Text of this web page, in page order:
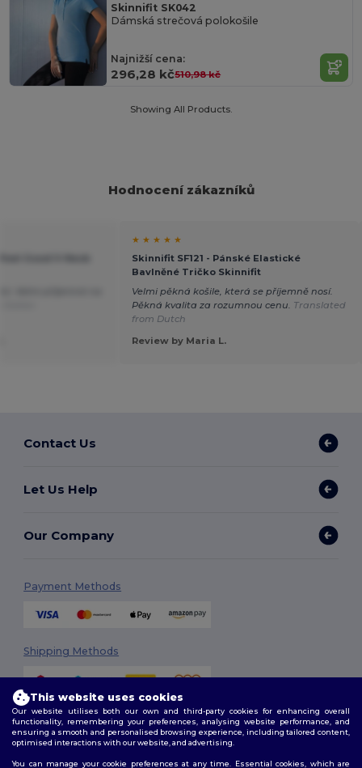
Skinnifit SK042
Dámská strečová polokošile
Najnižší cena:
296,28 kč510,98 kč
Showing All Products.
Hodnocení zákazníků
★ ★ ★ ★ ★
Skinnifit SF121 - Pánské Elastické
Bavlněné Tričko Skinnifit
Velmi pěkná košile, která se příjemně nosí.
Pěkná kvalita za rozumnou cenu. Translated
from Dutch
Review by Maria L.
Contact Us
Let Us Help
Our Company
Payment Methods
Shipping Methods
This website uses cookies
Our website utilises both our own and third-party cookies for enhancing overall
functionality, remembering your preferences, analysing website performance, and
ensuring a smooth and personalised browsing experience, including tailored content,
optimised interactions with our website, and advertising.
You can manage your cookie preferences at any time. Essential cookies, which are